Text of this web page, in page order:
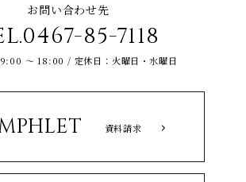
お問い合わせ先
85-7118
～ 18:00 / 定休日：火曜日・水曜日
資料請求